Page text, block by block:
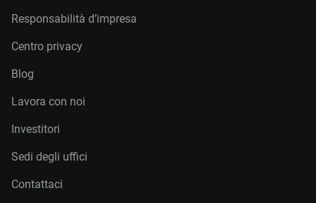
Responsabilità d’impresa
Centro privacy
Blog
Lavora con noi
Investitori
Sedi degli uffici
Contattaci